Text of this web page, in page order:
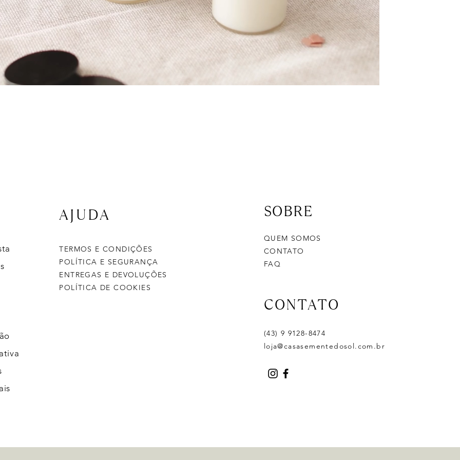
AJUDA
TERMOS E CONDIÇÕES
POLÍTICA E SEGURANÇA
ENTREGAS E DEVOLUÇÕES
POLÍTICA DE COOKIES
SOBRE
QUEM SOMOS
CONTATO
FAQ
CONTATO
(43) 9 9128-8474
loja@casasementedosol.com.br